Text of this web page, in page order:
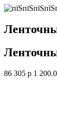
86 305 р 1